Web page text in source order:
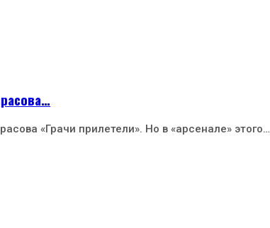
«Грачи прилетели». Но в «арсенале» этого…